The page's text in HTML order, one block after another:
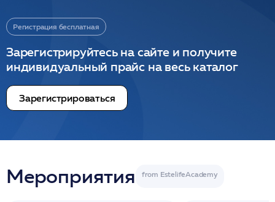
Регистрация бесплатная
Зарегистрируйтесь на сайте и получите
индивидуальный прайс на весь каталог
Зарегистрироваться
Мероприятия